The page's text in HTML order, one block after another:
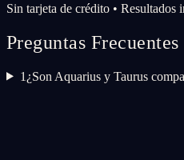
Sin tarjeta de crédito • Resultados
Preguntas Frecuentes
1 ¿Son Aquarius y Taurus